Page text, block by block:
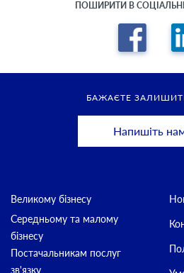
ПОШИРИТИ В
БАЖАЄТЕ
Напишіть
Великому бізнесу
Середньому та малому
бізнесу
Постачальникам послуг
зв'язку